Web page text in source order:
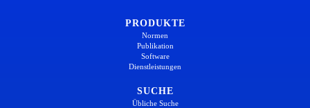
PRODUKTE
Normen
Publikation
Software
Dienstleistungen
SUCHE
Übliche Suche